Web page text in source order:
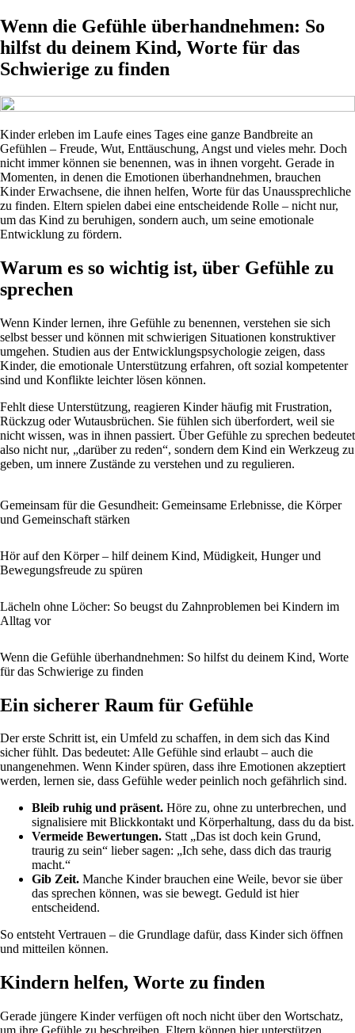
Wenn die Gefühle überhandnehmen: So
hilfst du deinem Kind, Worte für das
Schwierige zu finden
Kinder erleben im Laufe eines Tages eine ganze Bandbreite an
Gefühlen – Freude, Wut, Enttäuschung, Angst und vieles mehr. Doch
nicht immer können sie benennen, was in ihnen vorgeht. Gerade in
Momenten, in denen die Emotionen überhandnehmen, brauchen
Kinder Erwachsene, die ihnen helfen, Worte für das Unaussprechliche
zu finden. Eltern spielen dabei eine entscheidende Rolle – nicht nur,
um das Kind zu beruhigen, sondern auch, um seine emotionale
Entwicklung zu fördern.
Warum es so wichtig ist, über Gefühle zu
sprechen
Wenn Kinder lernen, ihre Gefühle zu benennen, verstehen sie sich
selbst besser und können mit schwierigen Situationen konstruktiver
umgehen. Studien aus der Entwicklungspsychologie zeigen, dass
Kinder, die emotionale Unterstützung erfahren, oft sozial kompetenter
sind und Konflikte leichter lösen können.
Fehlt diese Unterstützung, reagieren Kinder häufig mit Frustration,
Rückzug oder Wutausbrüchen. Sie fühlen sich überfordert, weil sie
nicht wissen, was in ihnen passiert. Über Gefühle zu sprechen bedeutet
also nicht nur, „darüber zu reden“, sondern dem Kind ein Werkzeug zu
geben, um innere Zustände zu verstehen und zu regulieren.
Gemeinsam für die Gesundheit: Gemeinsame Erlebnisse, die Körper
und Gemeinschaft stärken
Hör auf den Körper – hilf deinem Kind, Müdigkeit, Hunger und
Bewegungsfreude zu spüren
Lächeln ohne Löcher: So beugst du Zahnproblemen bei Kindern im
Alltag vor
Wenn die Gefühle überhandnehmen: So hilfst du deinem Kind, Worte
für das Schwierige zu finden
Ein sicherer Raum für Gefühle
Der erste Schritt ist, ein Umfeld zu schaffen, in dem sich das Kind
sicher fühlt. Das bedeutet: Alle Gefühle sind erlaubt – auch die
unangenehmen. Wenn Kinder spüren, dass ihre Emotionen akzeptiert
werden, lernen sie, dass Gefühle weder peinlich noch gefährlich sind.
Bleib ruhig und präsent. Höre zu, ohne zu unterbrechen, und
signalisiere mit Blickkontakt und Körperhaltung, dass du da bist.
Vermeide Bewertungen. Statt „Das ist doch kein Grund,
traurig zu sein“ lieber sagen: „Ich sehe, dass dich das traurig
macht.“
Gib Zeit. Manche Kinder brauchen eine Weile, bevor sie über
das sprechen können, was sie bewegt. Geduld ist hier
entscheidend.
So entsteht Vertrauen – die Grundlage dafür, dass Kinder sich öffnen
und mitteilen können.
Kindern helfen, Worte zu finden
Gerade jüngere Kinder verfügen oft noch nicht über den Wortschatz,